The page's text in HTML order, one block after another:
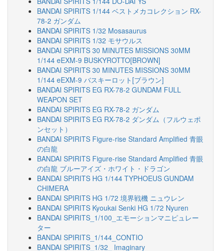
BANDAI SPIRITS 1/144 ベストメカコレクション RX-
78-2 ガンダム
BANDAI SPIRITS 1/32 Mosasaurus
BANDAI SPIRITS 1/32 モサウルス
BANDAI SPIRITS 30 MINUTES MISSIONS 30MM
1/144 eEXM-9 BUSKYROTTO[BROWN]
BANDAI SPIRITS 30 MINUTES MISSIONS 30MM
1/144 eEXM-9 バスキーロット[ブラウン]
BANDAI SPIRITS EG RX-78-2 GUNDAM FULL
WEAPON SET
BANDAI SPIRITS EG RX-78-2 ガンダム
BANDAI SPIRITS EG RX-78-2 ダンダム（フルウェポ
ンセット）
BANDAI SPIRITS Figure-rise Standard Amplified 青眼
の白龍
BANDAI SPIRITS Figure-rise Standard Amplified 青眼
の白龍 ブルーアイズ・ホワイト・ドラゴン
BANDAI SPIRITS HG 1/144 TYPHOEUS GUNDAM
CHIMERA
BANDAI SPIRITS HG 1/72 境界戦機 ニュウレン
BANDAI SPIRITS Kyoukai Senki HG 1/72 Nyuren
BANDAI SPIRITS_1/100_エモーションマニピュレー
ター
BANDAI SPIRITS_1/144_CONTIO
BANDAI SPIRITS_1/32_ Imaginary